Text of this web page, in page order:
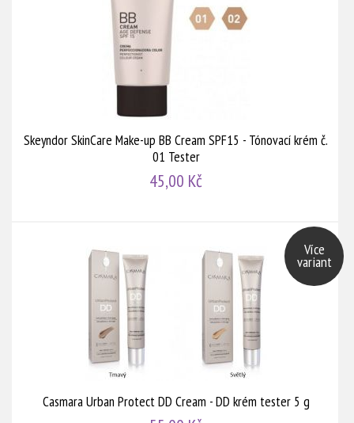
Skeyndor SkinCare Make-up BB Cream SPF15 - Tónovací krém č.
01 Tester
45,00 Kč
Casmara Urban Protect DD Cream - DD krém tester 5 g
Více
variant